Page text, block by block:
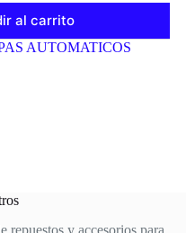
al carrito
AUTOMATICOS
repuestos y accesorios para